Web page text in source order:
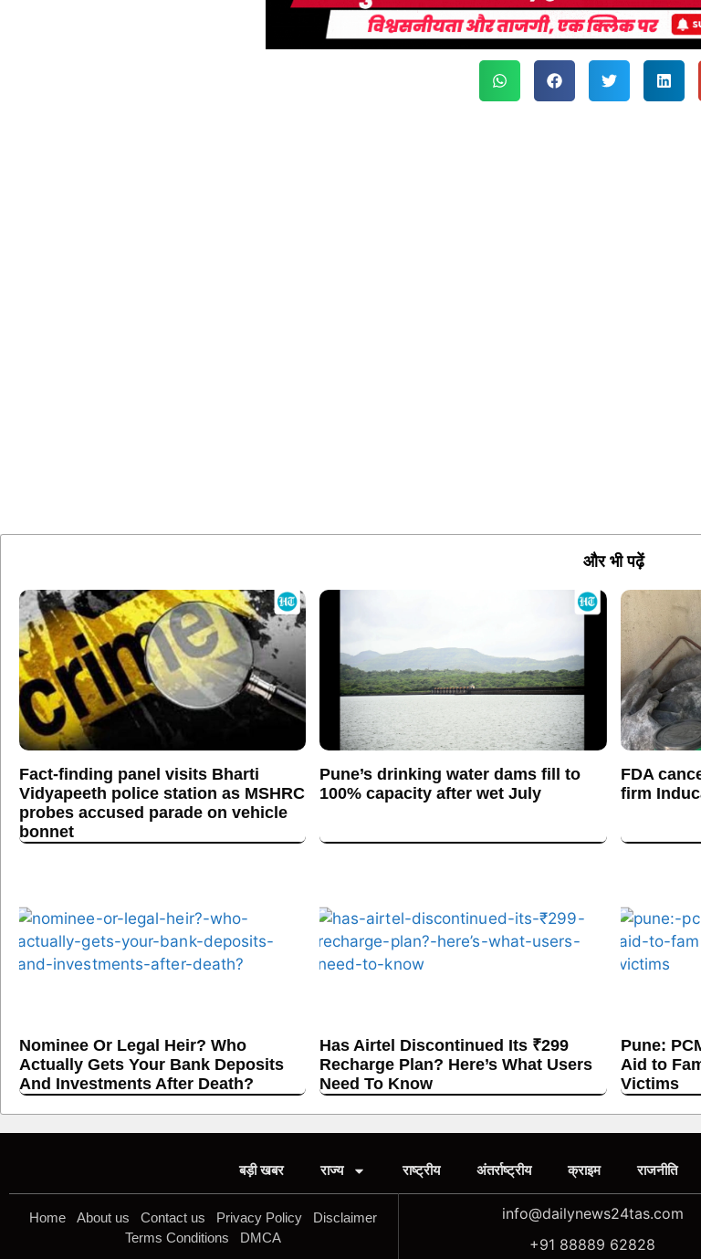
और भी पढ़ें
Fact-finding panel visits Bharti
Vidyapeeth police station as MSHRC
probes accused parade on vehicle
bonnet
Pune’s drinking water dams fill to
100% capacity after wet July
FDA
firm
Nominee Or Legal Heir? Who
Actually Gets Your Bank Deposits
And Investments After Death?
Has Airtel Discontinued Its ₹299
Recharge Plan? Here’s What Users
Need To Know
Pune:
Aid to
Victims
बड़ी खबर राज्य राष्ट्रीय अंतर्राष्ट्रीय क्राइम राजनीति
Home About us Contact us Privacy Policy
Disclaimer
Terms Conditions
DMCA
info@dailynews24tas.com
+91 88889 62828